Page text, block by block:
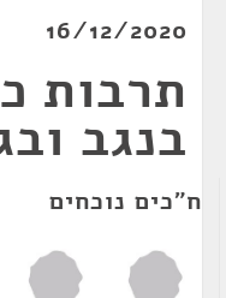
16/12/2020
תרבות
בנגב
ח"כים נוכחים